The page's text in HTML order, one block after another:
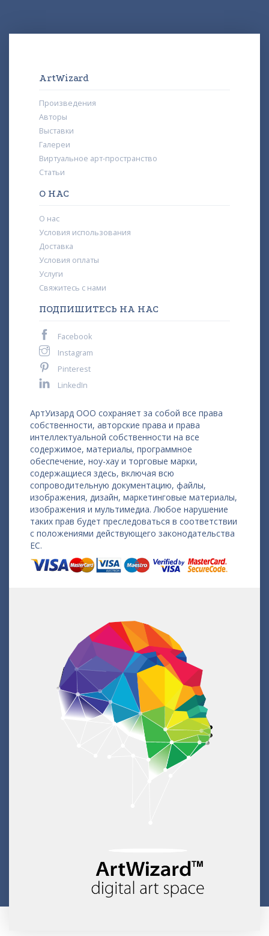
ArtWizard
Произведения
Авторы
Выставки
Галереи
Виртуальное арт-пространство
Статьи
О НАС
О нас
Условия использования
Доставка
Условия оплаты
Услуги
Свяжитесь с нами
ПОДПИШИТЕСЬ НА НАС
Facebook
Instagram
Pinterest
LinkedIn
АртУизард ООО сохраняет за собой все права
собственности, авторские права и права
интеллектуальной собственности на все
содержимое, материалы, программное
обеспечение, ноу-хау и торговые марки,
содержащиеся здесь, включая всю
сопроводительную документацию, файлы,
изображения, дизайн, маркетинговые материалы,
изображения и мультимедиа. Любое нарушение
таких прав будет преследоваться в соответствии
с положениями действующего законодательства
ЕС.